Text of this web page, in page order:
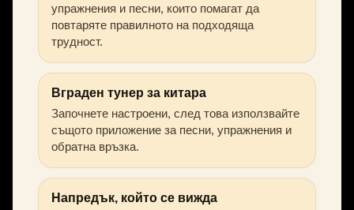
упражнения и песни, които помагат да
повтаряте правилното на подходяща
трудност.
Вграден тунер за китара
Започнете настроени, след това използвайте
същото приложение за песни, упражнения и
обратна връзка.
Напредък, който се вижда